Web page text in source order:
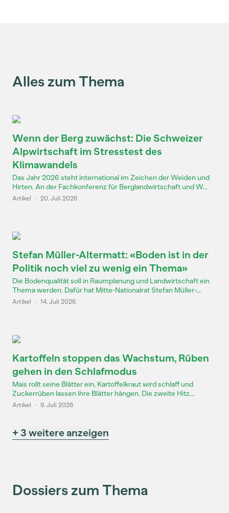
Alles zum Thema
Wenn der Berg zuwächst: Die Schweizer
Alpwirtschaft im Stresstest des
Klimawandels
Das Jahr 2026 steht international im Zeichen der Weiden und
Hirten. An der Fachkonferenz für Berglandwirtschaft und W...
Artikel · 20. Juli 2026
Stefan Müller-Altermatt: «Boden ist in der
Politik noch viel zu wenig ein Thema»
Die Bodenqualität soll in Raumplanung und Landwirtschaft ein
Thema werden. Dafür hat Mitte-Nationalrat Stefan Müller-...
Artikel · 14. Juli 2026
Kartoffeln stoppen das Wachstum, Rüben
gehen in den Schlafmodus
Mais rollt seine Blätter ein, Kartoffelkraut wird schlaff und
Zuckerrüben lassen ihre Blätter hängen. Die zweite Hitz...
Artikel · 9. Juli 2026
+ 3 weitere anzeigen
Dossiers zum Thema